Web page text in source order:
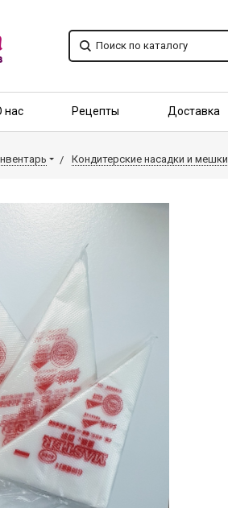
нас Рецепты Доставка
Кондитерские насадки и